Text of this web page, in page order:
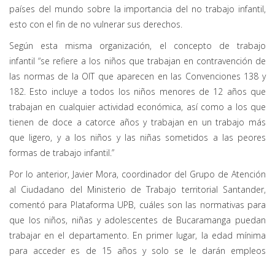
países del mundo sobre la importancia del no trabajo infantil,
esto con el fin de no vulnerar sus derechos.
Según esta misma organización, el concepto de trabajo
infantil“se refiere a los niños que trabajan en contravención de
las normas de la OIT que aparecen en las Convenciones 138 y
182. Esto incluye a todos los niños menores de 12 años que
trabajan en cualquier actividad económica, así como a los que
tienen de doce a catorce años y trabajan en un trabajo más
que ligero, y a los niños y las niñas sometidos a las peores
formas de trabajo infantil.”
Por lo anterior, Javier Mora, coordinador del Grupo de Atención
al Ciudadano del Ministerio de Trabajo territorial Santander,
comentó para Plataforma UPB, cuáles son las normativas para
que los niños, niñas y adolescentes de Bucaramanga puedan
trabajar en el departamento. En primer lugar, la edad mínima
para acceder es de 15 años y solo se le darán empleos